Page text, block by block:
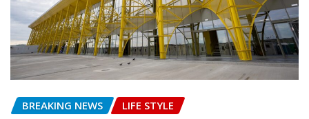
BREAKING NEWS LIFE STYLE